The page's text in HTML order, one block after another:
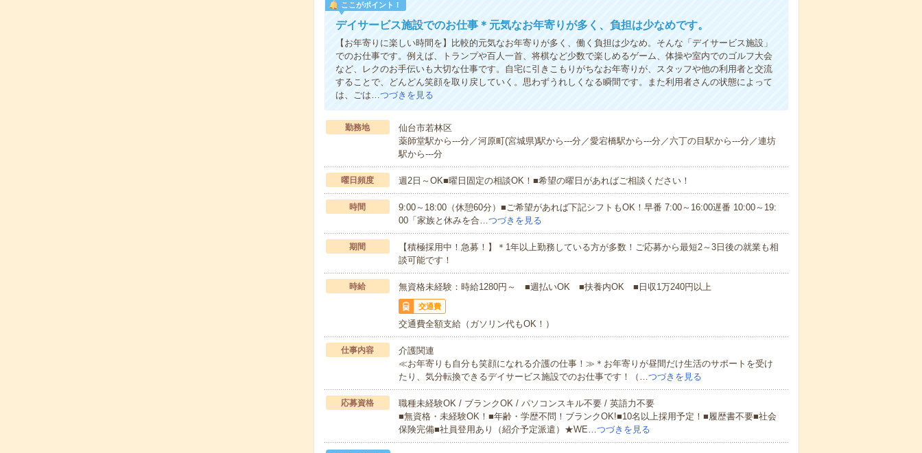
ここがポイント！
デイサービス施設でのお仕事＊元気なお年寄りが多く、負担は少なめです。
【お年寄りに楽しい時間を】比較的元気なお年寄りが多く、働く負担は少なめ。そんな「デイサービス施設」
でのお仕事です。例えば、トランプや百人一首、将棋など少数で楽しめるゲーム、体操や室内でのゴルフ大会
など、レクのお手伝いも大切な仕事です。自宅に引きこもりがちなお年寄りが、スタッフや他の利用者と交流
することで、どんどん笑顔を取り戻していく。思わずうれしくなる瞬間です。また利用者さんの状態によって
は、ごは…つづきを見る
勤務地
仙台市若林区
薬師堂駅から---分／河原町(宮城県)駅から---分／愛宕橋駅から---分／六丁の目駅から---分／連坊
駅から---分
曜日頻度 週2日～OK■曜日固定の相談OK！■希望の曜日があればご相談ください！
時間
9:00～18:00（休憩60分）■ご希望があれば下記シフトもOK！早番 7:00～16:00遅番 10:00～19:
00「家族と休みを合…つづきを見る
期間
【積極採用中！急募！】＊1年以上勤務している方が多数！ご応募から最短2～3日後の就業も相
談可能です！
時給 無資格未経験：時給1280円～ ■週払いOK ■扶養内OK ■日収1万240円以上
交通費
交通費全額支給（ガソリン代もOK！）
仕事内容
介護関連
≪お年寄りも自分も笑顔になれる介護の仕事！≫＊お年寄りが昼間だけ生活のサポートを受け
たり、気分転換できるデイサービス施設でのお仕事です！（…つづきを見る
応募資格
職種未経験OK / ブランクOK / パソコンスキル不要 / 英語力不要
■無資格・未経験OK！■年齢・学歴不問！ブランクOK!■10名以上採用予定！■履歴書不要■社会
保険完備■社員登用あり（紹介予定派遣）★WE…つづきを見る